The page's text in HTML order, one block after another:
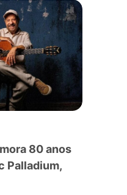
80 anos
Palladium,